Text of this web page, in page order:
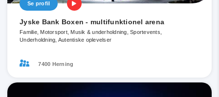
Se profil
Jyske Bank Boxen - multifunktionel arena
Familie, Motorsport, Musik & underholdning, Sportevents,
Underholdning, Autentiske oplevelser
7400 Herning